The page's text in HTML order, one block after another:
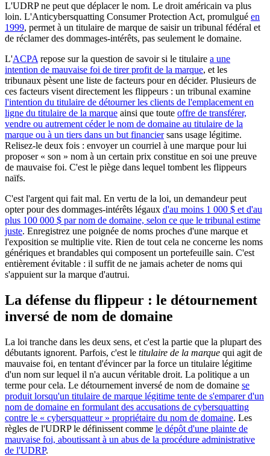
L'UDRP ne peut que déplacer le nom. Le droit américain va plus
loin. L'Anticybersquatting Consumer Protection Act, promulgué en
1999, permet à un titulaire de marque de saisir un tribunal fédéral et
de réclamer des dommages-intérêts, pas seulement le domaine.
L'ACPA repose sur la question de savoir si le titulaire a une
intention de mauvaise foi de tirer profit de la marque, et les
tribunaux pèsent une liste de facteurs pour en décider. Plusieurs de
ces facteurs visent directement les flippeurs : un tribunal examine
l'intention du titulaire de détourner les clients de l'emplacement en
ligne du titulaire de la marque ainsi que toute offre de transférer,
vendre ou autrement céder le nom de domaine au titulaire de la
marque ou à un tiers dans un but financiersans usage légitime.
Relisez-le deux fois : envoyer un courriel à une marque pour lui
proposer « son » nom à un certain prix constitue en soi une preuve
de mauvaise foi. C'est le piège dans lequel tombent les flippeurs
naïfs.
C'est l'argent qui fait mal. En vertu de la loi, un demandeur peut
opter pour des dommages-intérêts légaux d'au moins 1 000 $ et d'au
plus 100 000 $ par nom de domaine, selon ce que le tribunal estime
juste. Enregistrez une poignée de noms proches d'une marque et
l'exposition se multiplie vite. Rien de tout cela ne concerne les noms
génériques et brandables qui composent un portefeuille sain. C'est
entièrement évitable : il suffit de ne jamais acheter de noms qui
s'appuient sur la marque d'autrui.
La défense du flippeur : le détournement
inversé de nom de domaine
La loi tranche dans les deux sens, et c'est la partie que la plupart des
débutants ignorent. Parfois, c'est le titulaire de la marque qui agit de
mauvaise foi, en tentant d'évincer par la force un titulaire légitime
d'un nom sur lequel il n'a aucun véritable droit. La politique a un
terme pour cela. Le détournement inversé de nom de domaine se
produit lorsqu'un titulaire de marque légitime tente de s'emparer d'un
nom de domaine en formulant des accusations de cybersquatting
contre le « cybersquatteur » propriétaire du nom de domaine. Les
règles de l'UDRP le définissent comme le dépôt d'une plainte de
mauvaise foi, aboutissant à un abus de la procédure administrative
de l'UDRP.